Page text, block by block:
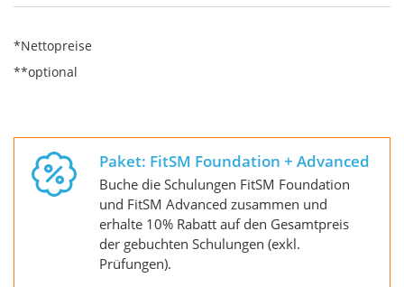
*Nettopreise
**optional
Paket: FitSM Foundation + Advanced
Buche die Schulungen FitSM Foundation
und FitSM Advanced zusammen und
erhalte 10% Rabatt auf den Gesamtpreis
der gebuchten Schulungen (exkl.
Prüfungen).